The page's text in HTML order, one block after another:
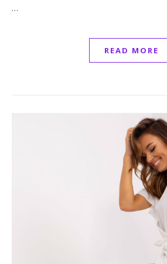
…
READ MORE